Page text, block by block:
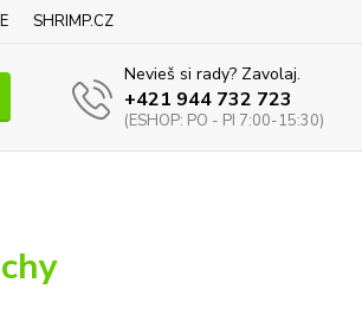
SHRIMP.CZ
Nevieš si rady? Zavolaj.
+421 944 732 723
(ESHOP: PO - PI 7:00-15:30)